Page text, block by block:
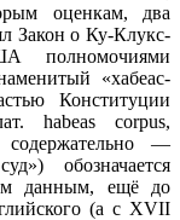
оценкам, два
Закон о Ку-Клукс-
полномочиями
«хабеас-
Конституции
habeas corpus,
—
обозначается
данным, ещё до
(а с XVII